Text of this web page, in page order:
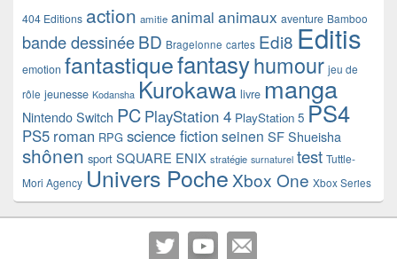
404 Editions action amitie animal animaux aventure Bamboo
bande dessinéeBD Bragelonne cartes Edi8 Editis
emotion fantastiquefantasyhumour jeu de
rôle jeunesse Kodansha Kurokawa livre manga
Nintendo Switch PC PlayStation 4 PlayStation 5 PS4
PS5 roman RPG science fictionseinen SF Shueisha
shônen sport SQUARE ENIX stratégie surnaturel test Tuttle-
Mori Agency Univers Poche Xbox One Xbox Series